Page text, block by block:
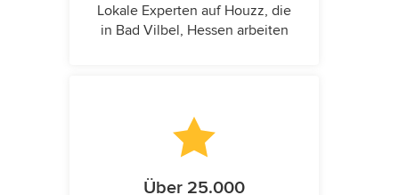
Lokale Experten auf Houzz, die
in Bad Vilbel, Hessen arbeiten
Über 25.000